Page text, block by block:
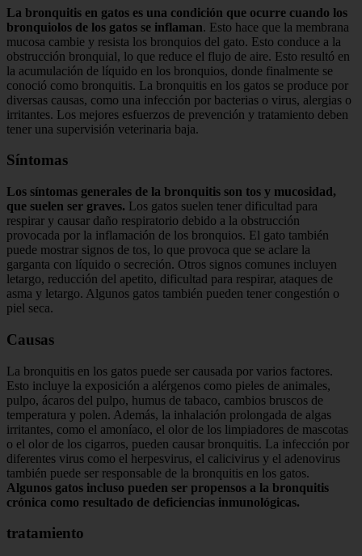
La bronquitis en gatos es una condición que ocurre cuando los
bronquiolos de los gatos se inflaman. Esto hace que la membrana
mucosa cambie y resista los bronquios del gato. Esto conduce a la
obstrucción bronquial, lo que reduce el flujo de aire. Esto resultó en
la acumulación de líquido en los bronquios, donde finalmente se
conoció como bronquitis. La bronquitis en los gatos se produce por
diversas causas, como una infección por bacterias o virus, alergias o
irritantes. Los mejores esfuerzos de prevención y tratamiento deben
tener una supervisión veterinaria baja.
Síntomas
Los síntomas generales de la bronquitis son tos y mucosidad,
que suelen ser graves. Los gatos suelen tener dificultad para
respirar y causar daño respiratorio debido a la obstrucción
provocada por la inflamación de los bronquios. El gato también
puede mostrar signos de tos, lo que provoca que se aclare la
garganta con líquido o secreción. Otros signos comunes incluyen
letargo, reducción del apetito, dificultad para respirar, ataques de
asma y letargo. Algunos gatos también pueden tener congestión o
piel seca.
Causas
La bronquitis en los gatos puede ser causada por varios factores.
Esto incluye la exposición a alérgenos como pieles de animales,
pulpo, ácaros del pulpo, humus de tabaco, cambios bruscos de
temperatura y polen. Además, la inhalación prolongada de algas
irritantes, como el amoníaco, el olor de los limpiadores de mascotas
o el olor de los cigarros, pueden causar bronquitis. La infección por
diferentes virus como el herpesvirus, el calicivirus y el adenovirus
también puede ser responsable de la bronquitis en los gatos.
Algunos gatos incluso pueden ser propensos a la bronquitis
crónica como resultado de deficiencias inmunológicas.
tratamiento